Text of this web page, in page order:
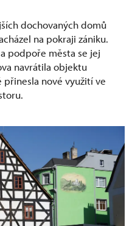
dochovaných domů
na pokraji zániku.
podpoře města se jej
navrátila objektu
přinesla nové využití ve